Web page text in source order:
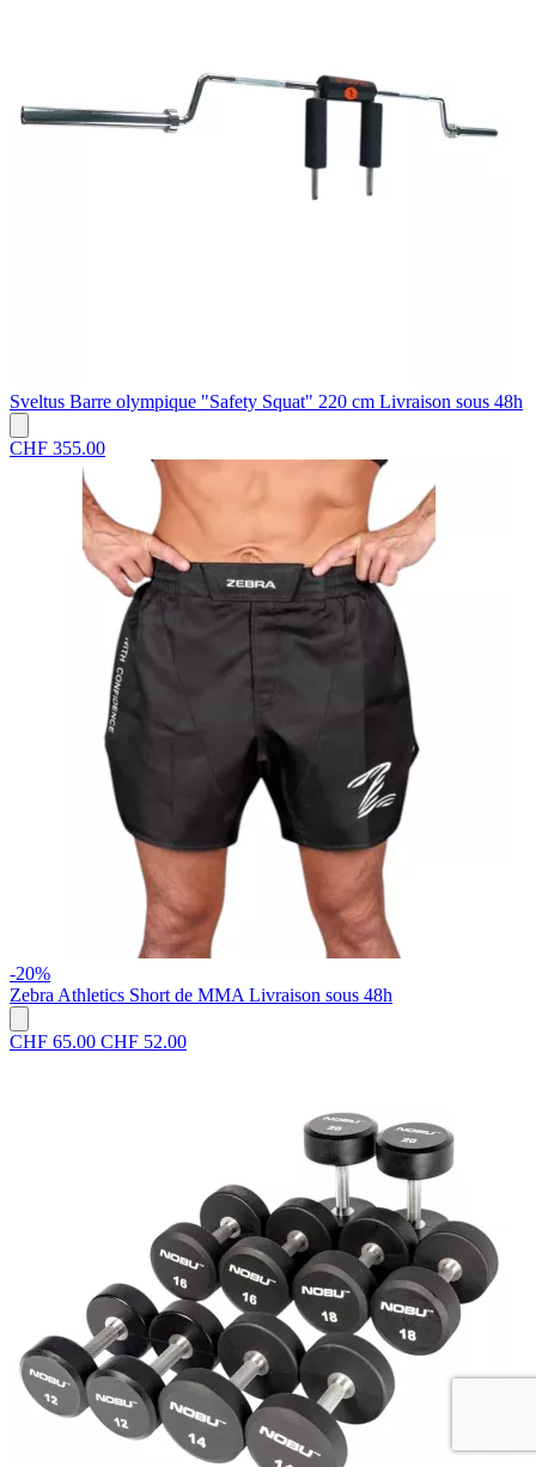
Sveltus Barre olympique "Safety Squat" 220 cm Livraison sous 48h
CHF 355.00
-20%
Zebra Athletics Short de MMA Livraison sous 48h
CHF 65.00 CHF 52.00